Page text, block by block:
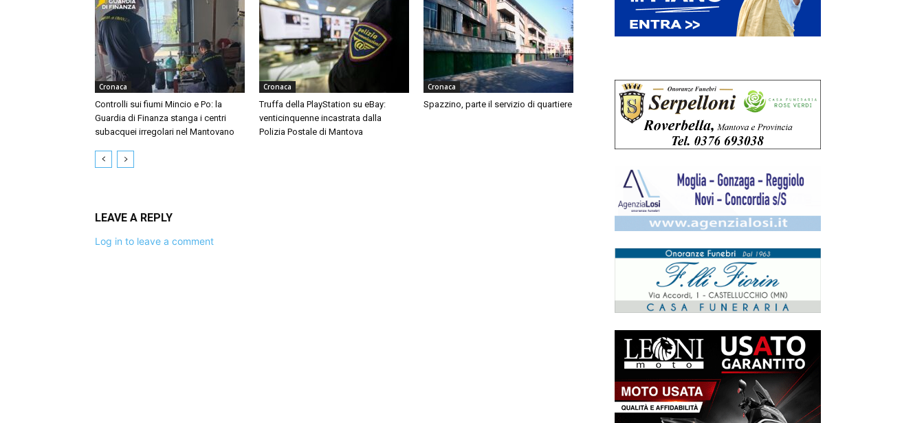
Cronaca
Controlli sui fiumi Mincio e Po: la
Guardia di Finanza stanga i centri
subacquei irregolari nel Mantovano
Cronaca
Truffa della PlayStation su eBay:
venticinquenne incastrata dalla
Polizia Postale di Mantova
Cronaca
Spazzino, parte il servizio di quartiere
LEAVE A REPLY
Log in to leave a comment